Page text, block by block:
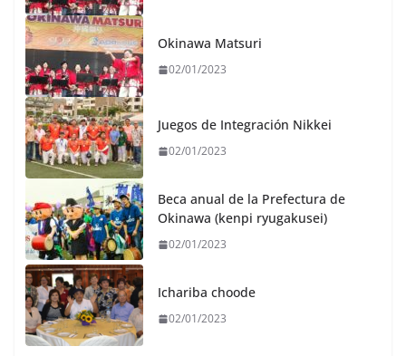
Okinawa Matsuri
02/01/2023
Juegos de Integración Nikkei
02/01/2023
Beca anual de la Prefectura de
Okinawa (kenpi ryugakusei)
02/01/2023
Ichariba choode
02/01/2023